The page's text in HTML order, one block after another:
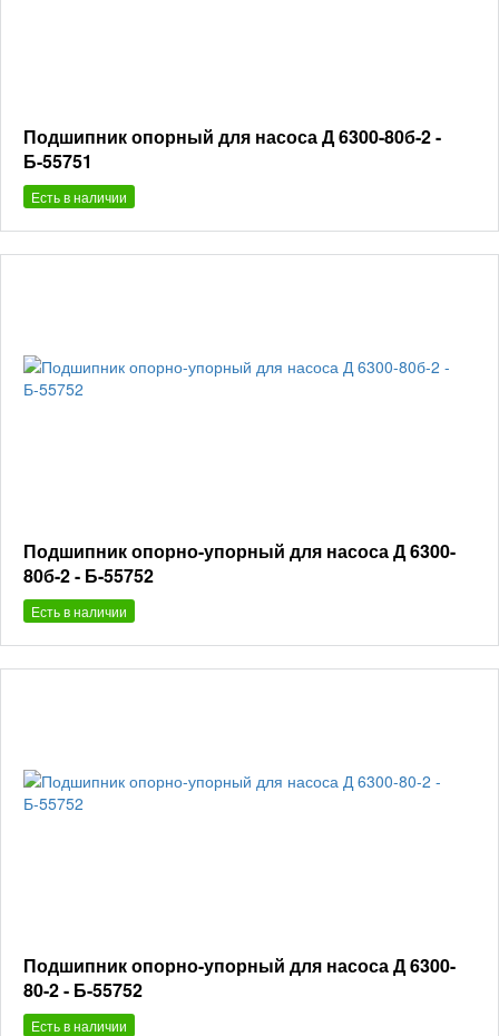
Подшипник опорный для насоса Д 6300-80б-2 -
Б-55751
Есть в наличии
Подшипник опорно-упорный для насоса Д 6300-
80б-2 - Б-55752
Есть в наличии
Подшипник опорно-упорный для насоса Д 6300-
80-2 - Б-55752
Есть в наличии